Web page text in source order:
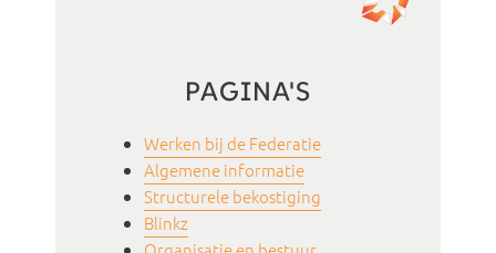
PAGINA'S
Werken bij de Federatie
Algemene informatie
Structurele bekostiging
Blinkz